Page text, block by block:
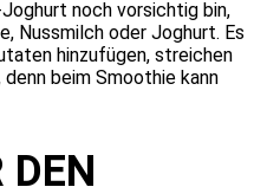
noch vorsichtig bin,
Nussmilch oder Joghurt. Es
hinzufügen, streichen
beim Smoothie kann
DEN